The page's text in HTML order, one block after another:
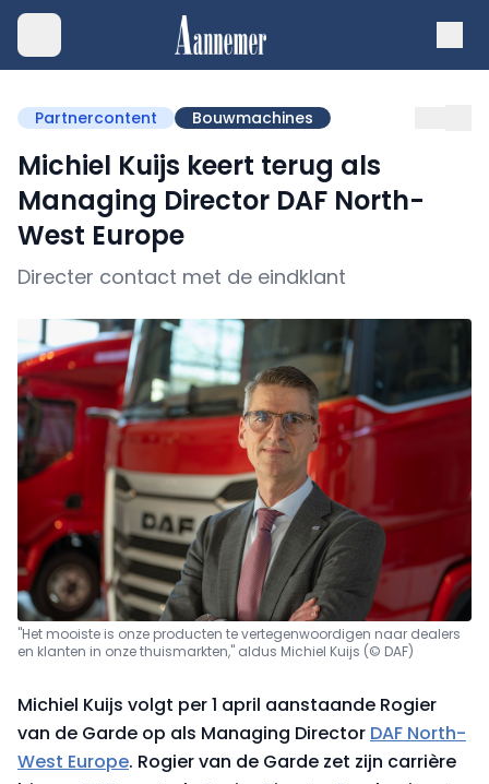
Partnercontent Bouwmachines
Michiel Kuijs keert terug als
Managing Director DAF North-
West Europe
Directer contact met de eindklant
"Het mooiste is onze producten te vertegenwoordigen naar dealers
en klanten in onze thuismarkten," aldus Michiel Kuijs (© DAF)
Michiel Kuijs volgt per 1 april aanstaande Rogier
van de Garde op als Managing Director DAF North-
West Europe. Rogier van de Garde zet zijn carrière